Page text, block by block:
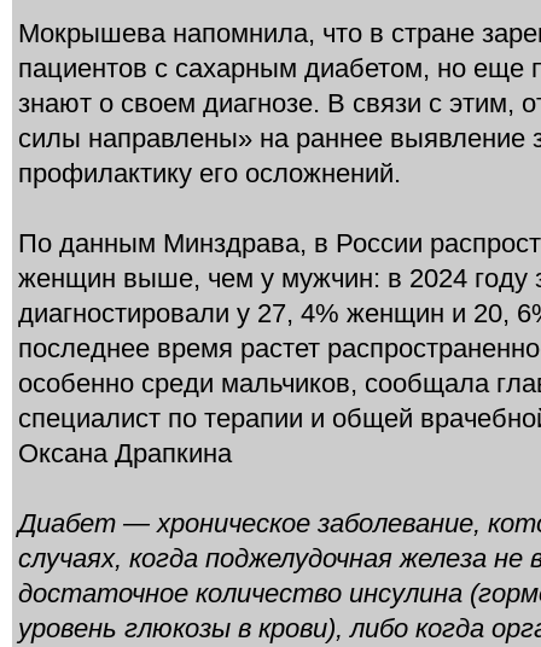
Мокрышева напомнила, что в стране
пациентов с сахарным диабетом, но еще
знают о своем диагнозе. В связи с этим,
силы направлены» на раннее выявление
профилактику его осложнений.
По данным Минздрава, в России
женщин выше, чем у мужчин: в 2024 году
диагностировали у 27, 4% женщин и 20,
последнее время растет
особенно среди мальчиков, сообщала
специалист по терапии и общей
Оксана Драпкина
Диабет — хроническое заболевание,
случаях, когда поджелудочная железа
достаточное количество инсулина
уровень глюкозы в крови), либо когда